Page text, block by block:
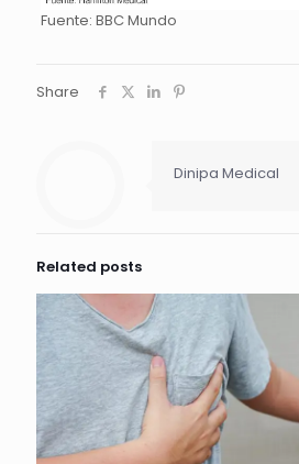
Fuente: BBC Mundo
Share
Dinipa Medical
Related posts